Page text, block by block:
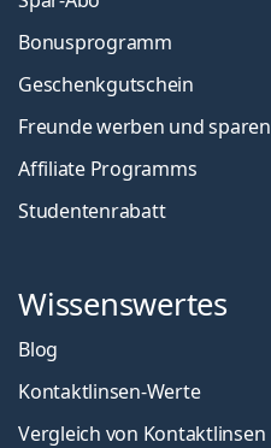
Bonusprogramm
Geschenkgutschein
Freunde werben und sparen
Affiliate Programms
Studentenrabatt
Wissenswertes
Blog
Kontaktlinsen-Werte
Vergleich von Kontaktlinsen